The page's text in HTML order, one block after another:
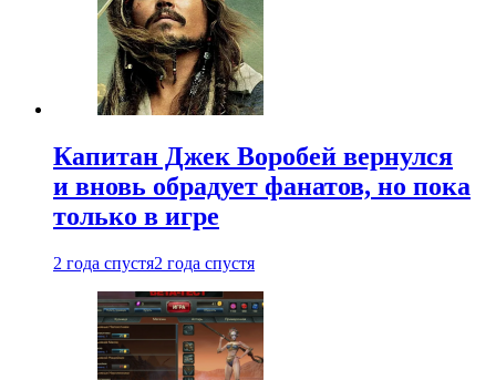
Капитан Джек Воробей вернулся
и вновь обрадует фанатов, но пока
только в игре
2 года спустя2 года спустя